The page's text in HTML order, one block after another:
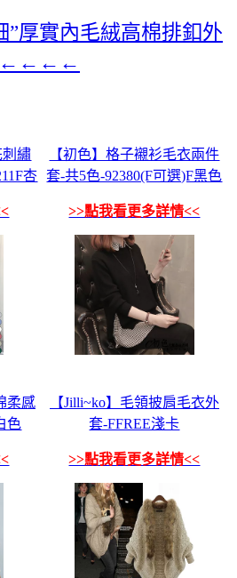
實內毛絨高棉排釦外
←←←←←
刺繡
杏
【初色】格子襯衫毛衣兩件
套-共5色-92380(F可選)F黑色
>>點我看更多詳情<<
柔感
色
【Jilli~ko】毛領披肩毛衣外
套-FFREE淺卡
>>點我看更多詳情<<